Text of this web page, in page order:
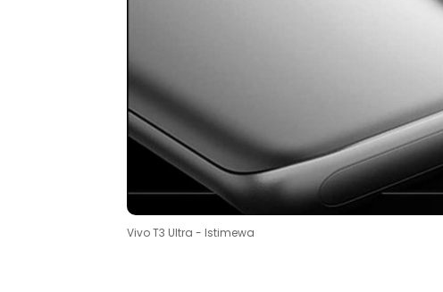
Vivo T3 Ultra - Istimewa